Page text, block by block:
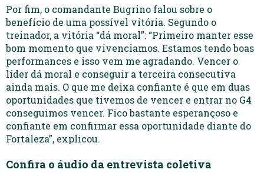
Por fim, o comandante Bugrino falou sobre o
benefício de uma possível vitória. Segundo o
treinador, a vitória “dá moral”: “Primeiro manter esse
bom momento que vivenciamos. Estamos tendo boas
performances e isso vem me agradando. Vencer o
líder dá moral e conseguir a terceira consecutiva
ainda mais. O que me deixa confiante é que em duas
oportunidades que tivemos de vencer e entrar no G4
conseguimos vencer. Fico bastante esperançoso e
confiante em confirmar essa oportunidade diante do
Fortaleza”, explicou.
Confira o áudio da entrevista coletiva